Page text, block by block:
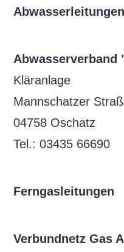
Abwasserleitungen
Abwasserverband
Kläranlage
Mannschatzer
04758 Oschatz
Tel.: 03435 66690
Ferngasleitungen
Verbundnetz Gas